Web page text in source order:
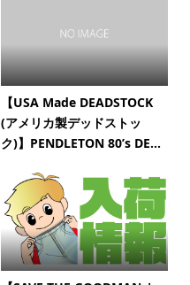
【USA Made DEADSTOCK
(アメリカ製デッドストッ
ク)】PENDLETON 80’s DE...